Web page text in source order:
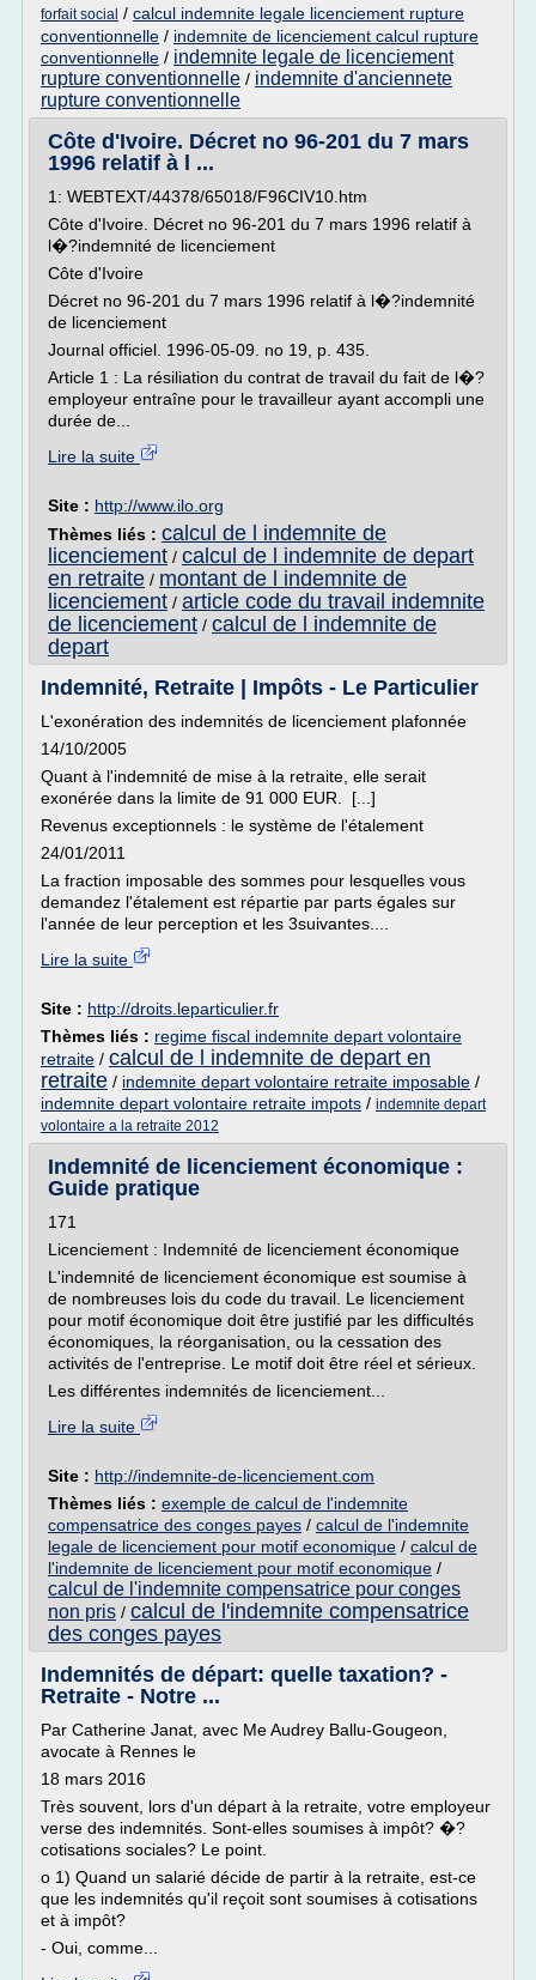
forfait social / calcul indemnite legale licenciement rupture
conventionnelle / indemnite de licenciement calcul rupture
conventionnelle / indemnite legale de licenciement
rupture conventionnelle / indemnite d'anciennete
rupture conventionnelle
Côte d'Ivoire. Décret no 96-201 du 7 mars
1996 relatif à l ...
1: WEBTEXT/44378/65018/F96CIV10.htm
Côte d'Ivoire. Décret no 96-201 du 7 mars 1996 relatif à
l�?indemnité de licenciement
Côte d'Ivoire
Décret no 96-201 du 7 mars 1996 relatif à l�?indemnité
de licenciement
Journal officiel. 1996-05-09. no 19, p. 435.
Article 1 : La résiliation du contrat de travail du fait de l�?
employeur entraîne pour le travailleur ayant accompli une
durée de...
Lire la suite
Site : http://www.ilo.org
Thèmes liés : calcul de l indemnite de
licenciement / calcul de l indemnite de depart
en retraite / montant de l indemnite de
licenciement / article code du travail indemnite
de licenciement / calcul de l indemnite de
depart
Indemnité, Retraite | Impôts - Le Particulier
L'exonération des indemnités de licenciement plafonnée
14/10/2005
Quant à l'indemnité de mise à la retraite, elle serait
exonérée dans la limite de 91 000 EUR. [...]
Revenus exceptionnels : le système de l'étalement
24/01/2011
La fraction imposable des sommes pour lesquelles vous
demandez l'étalement est répartie par parts égales sur
l'année de leur perception et les 3suivantes....
Lire la suite
Site : http://droits.leparticulier.fr
Thèmes liés : regime fiscal indemnite depart volontaire
retraite / calcul de l indemnite de depart en
retraite / indemnite depart volontaire retraite imposable /
indemnite depart volontaire retraite impots / indemnite depart
volontaire a la retraite 2012
Indemnité de licenciement économique :
Guide pratique
171
Licenciement : Indemnité de licenciement économique
L'indemnité de licenciement économique est soumise à
de nombreuses lois du code du travail. Le licenciement
pour motif économique doit être justifié par les difficultés
économiques, la réorganisation, ou la cessation des
activités de l'entreprise. Le motif doit être réel et sérieux.
Les différentes indemnités de licenciement...
Lire la suite
Site : http://indemnite-de-licenciement.com
Thèmes liés : exemple de calcul de l'indemnite
compensatrice des conges payes / calcul de l'indemnite
legale de licenciement pour motif economique / calcul de
l'indemnite de licenciement pour motif economique /
calcul de l'indemnite compensatrice pour conges
non pris / calcul de l'indemnite compensatrice
des conges payes
Indemnités de départ: quelle taxation? -
Retraite - Notre ...
Par Catherine Janat, avec Me Audrey Ballu-Gougeon,
avocate à Rennes le
18 mars 2016
Très souvent, lors d'un départ à la retraite, votre employeur
verse des indemnités. Sont-elles soumises à impôt? �?
cotisations sociales? Le point.
o 1) Quand un salarié décide de partir à la retraite, est-ce
que les indemnités qu'il reçoit sont soumises à cotisations
et à impôt?
- Oui, comme...